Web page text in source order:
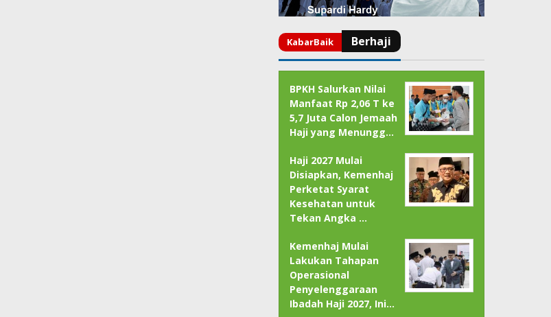
BPKH Salurkan Nilai
Manfaat Rp 2,06 T ke
5,7 Juta Calon Jemaah
Haji yang Menungg…
Haji 2027 Mulai
Disiapkan, Kemenhaj
Perketat Syarat
Kesehatan untuk
Tekan Angka …
Kemenhaj Mulai
Lakukan Tahapan
Operasional
Penyelenggaraan
Ibadah Haji 2027, Ini…